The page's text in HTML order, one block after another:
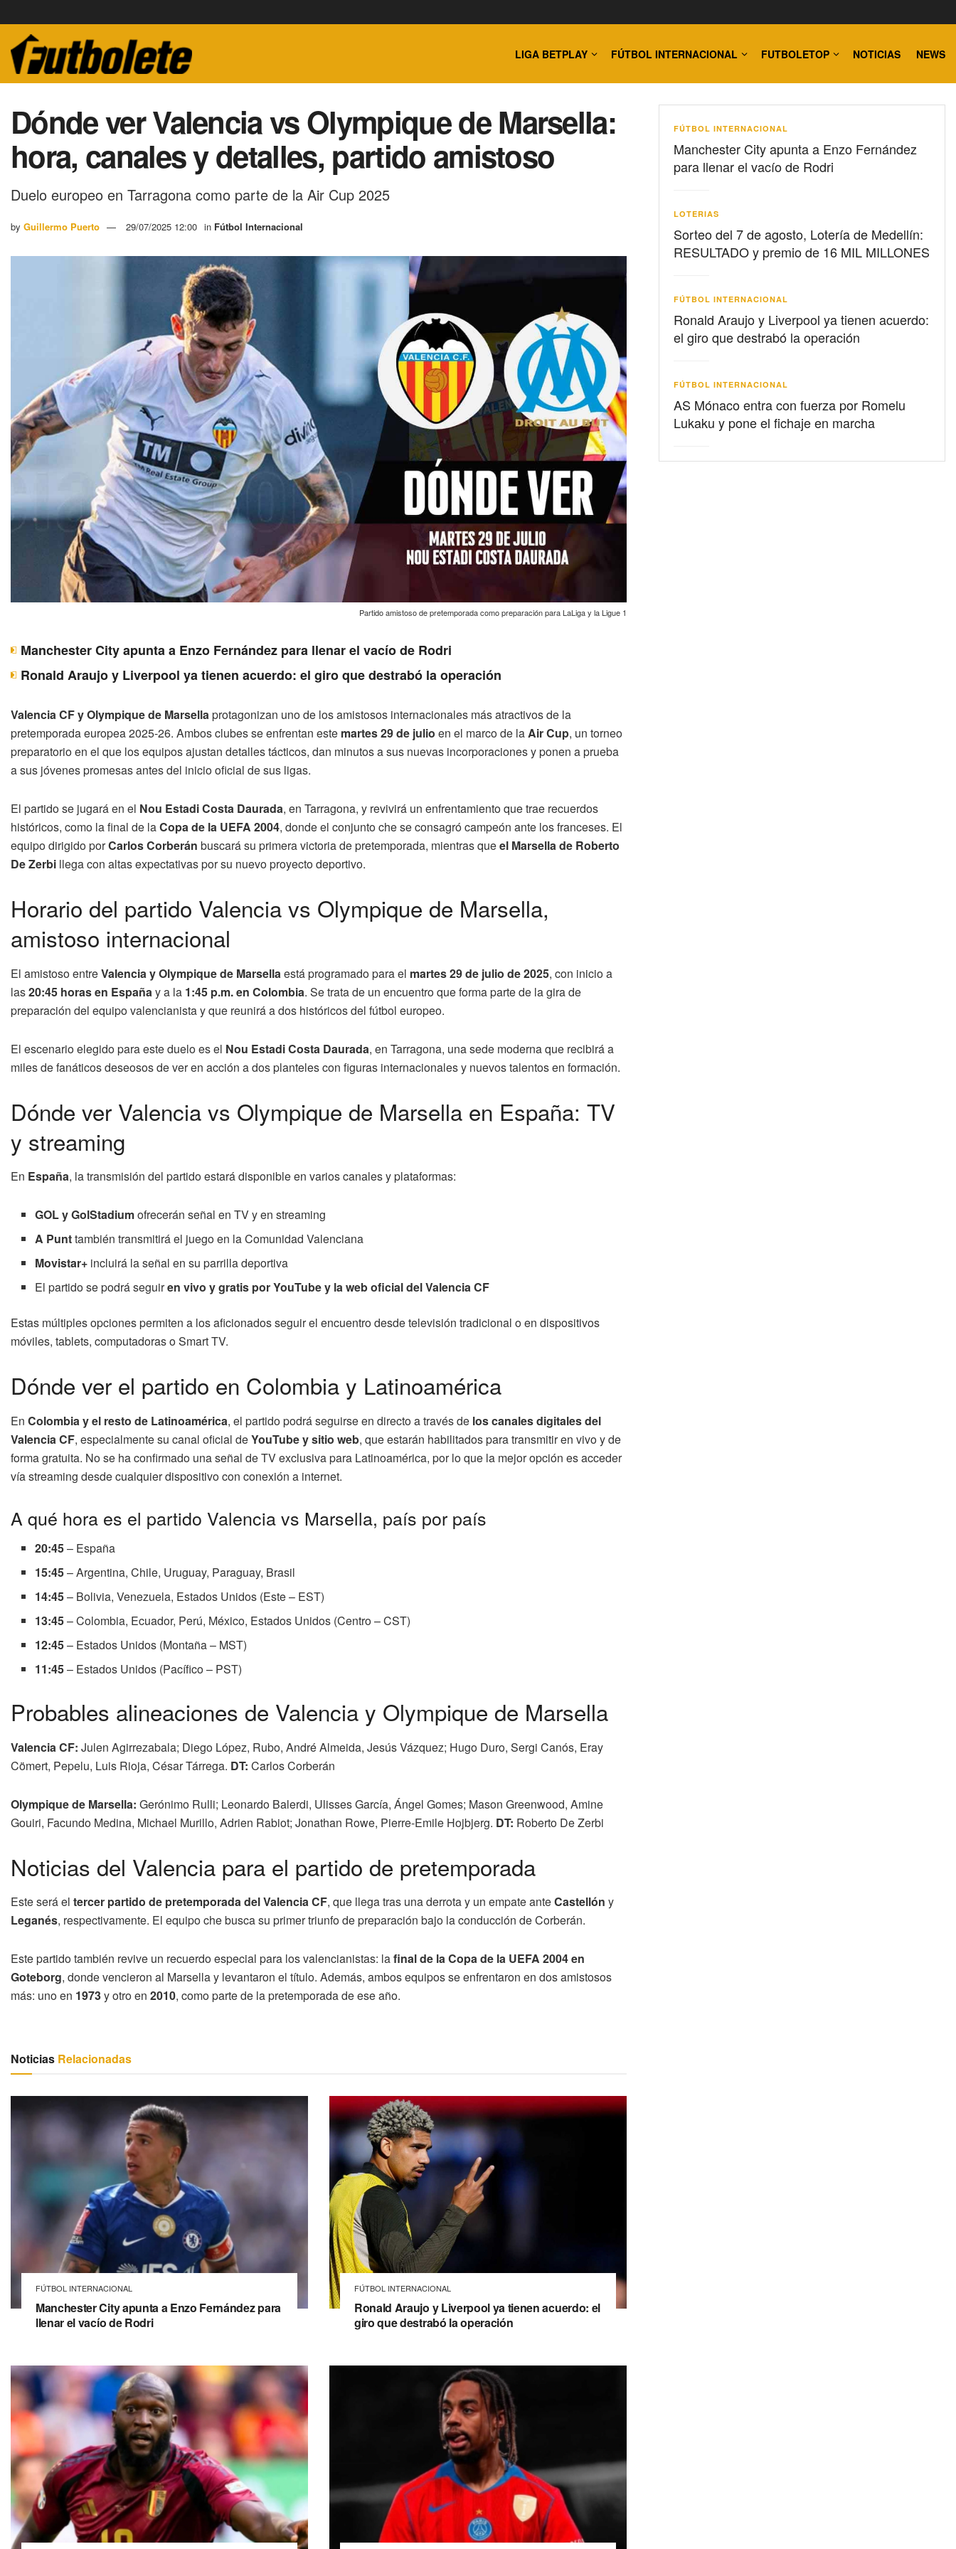
LIGA BETPLAY FÚTBOL INTERNACIONAL FUTBOLETOP NOTICIAS NEWS
Dónde ver Valencia vs Olympique de Marsella:
hora, canales y detalles, partido amistoso
Duelo europeo en Tarragona como parte de la Air Cup 2025
by Guillermo Puerto 29/07/2025 12:00 in Fútbol Internacional
Partido amistoso de pretemporada como preparación para LaLiga y la Ligue 1
Manchester City apunta a Enzo Fernández para llenar el vacío de Rodri
Ronald Araujo y Liverpool ya tienen acuerdo: el giro que destrabó la operación
Valencia CF y Olympique de Marsellaprotagonizan uno de los amistosos internacionales más atractivos de la
pretemporada europea 2025-26. Ambos clubes se enfrentan este martes 29 de julio en el marco de laAir Cup, un torneo
preparatorio en el que los equipos ajustan detalles tácticos, dan minutos a sus nuevas incorporaciones y ponen a prueba
a sus jóvenes promesas antes del inicio oficial de sus ligas.
El partido se jugará en el Nou Estadi Costa Daurada, en Tarragona, y revivirá un enfrentamiento que trae recuerdos
históricos, como la final de laCopa de la UEFA 2004, donde el conjunto che se consagró campeón ante los franceses. El
equipo dirigido porCarlos Corberán buscará su primera victoria de pretemporada, mientras queel Marsella de Roberto
De Zerbi llega con altas expectativas por su nuevo proyecto deportivo.
Horario del partido Valencia vs Olympique de Marsella,
amistoso internacional
El amistoso entreValencia y Olympique de Marsella está programado para el martes 29 de julio de 2025, con inicio a
las20:45 horas en España y a la 1:45 p.m. en Colombia. Se trata de un encuentro que forma parte de la gira de
preparación del equipo valencianista y que reunirá a dos históricos del fútbol europeo.
El escenario elegido para este duelo es el Nou Estadi Costa Daurada, en Tarragona, una sede moderna que recibirá a
miles de fanáticos deseosos de ver en acción a dos planteles con figuras internacionales y nuevos talentos en formación.
Dónde ver Valencia vs Olympique de Marsella en España: TV
y streaming
En España, la transmisión del partido estará disponible en varios canales y plataformas:
GOL y GolStadiumofrecerán señal en TV y en streaming
A Punttambién transmitirá el juego en la Comunidad Valenciana
Movistar+ incluirá la señal en su parrilla deportiva
El partido se podrá seguiren vivo y gratis por YouTube y la web oficial del Valencia CF
Estas múltiples opciones permiten a los aficionados seguir el encuentro desde televisión tradicional o en dispositivos
móviles, tablets, computadoras o Smart TV.
Dónde ver el partido en Colombia y Latinoamérica
En Colombia y el resto de Latinoamérica, el partido podrá seguirse en directo a través de los canales digitales del
Valencia CF, especialmente su canal oficial deYouTube y sitio web, que estarán habilitados para transmitir en vivo y de
forma gratuita. No se ha confirmado una señal de TV exclusiva para Latinoamérica, por lo que la mejor opción es acceder
vía streaming desde cualquier dispositivo con conexión a internet.
A qué hora es el partido Valencia vs Marsella, país por país
20:45– España
15:45– Argentina, Chile, Uruguay, Paraguay, Brasil
14:45– Bolivia, Venezuela, Estados Unidos (Este – EST)
13:45– Colombia, Ecuador, Perú, México, Estados Unidos (Centro – CST)
12:45– Estados Unidos (Montaña – MST)
11:45– Estados Unidos (Pacífico – PST)
Probables alineaciones de Valencia y Olympique de Marsella
Valencia CF: Julen Agirrezabala; Diego López, Rubo, André Almeida, Jesús Vázquez; Hugo Duro, Sergi Canós, Eray
Cömert, Pepelu, Luis Rioja, César Tárrega. DT: Carlos Corberán
Olympique de Marsella: Gerónimo Rulli; Leonardo Balerdi, Ulisses García, Ángel Gomes; Mason Greenwood, Amine
Gouiri, Facundo Medina, Michael Murillo, Adrien Rabiot; Jonathan Rowe, Pierre-Emile Hojbjerg. DT: Roberto De Zerbi
Noticias del Valencia para el partido de pretemporada
Este será el tercer partido de pretemporada del Valencia CF, que llega tras una derrota y un empate anteCastellón y
Leganés, respectivamente. El equipo che busca su primer triunfo de preparación bajo la conducción de Corberán.
Este partido también revive un recuerdo especial para los valencianistas: lafinal de la Copa de la UEFA 2004 en
Goteborg, donde vencieron al Marsella y levantaron el título. Además, ambos equipos se enfrentaron en dos amistosos
más: uno en 1973y otro en 2010, como parte de la pretemporada de ese año.
Noticias Relacionadas
FÚTBOL INTERNACIONAL
Manchester City apunta a Enzo Fernández para
llenar el vacío de Rodri
FÚTBOL INTERNACIONAL
Ronald Araujo y Liverpool ya tienen acuerdo: el
giro que destrabó la operación
FÚTBOL INTERNACIONAL
Manchester City apunta a Enzo Fernández
para llenar el vacío de Rodri
LOTERIAS
Sorteo del 7 de agosto, Lotería de Medellín:
RESULTADO y premio de 16 MIL MILLONES
FÚTBOL INTERNACIONAL
Ronald Araujo y Liverpool ya tienen acuerdo:
el giro que destrabó la operación
FÚTBOL INTERNACIONAL
AS Mónaco entra con fuerza por Romelu
Lukaku y pone el fichaje en marcha